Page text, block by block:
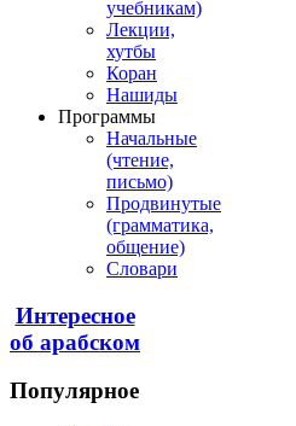
учебникам)
Лекции,
хутбы
Коран
Нашиды
Программы
Начальные
(чтение,
письмо)
Продвинутые
(грамматика,
общение)
Словари
Интересное
об арабском
Популярное